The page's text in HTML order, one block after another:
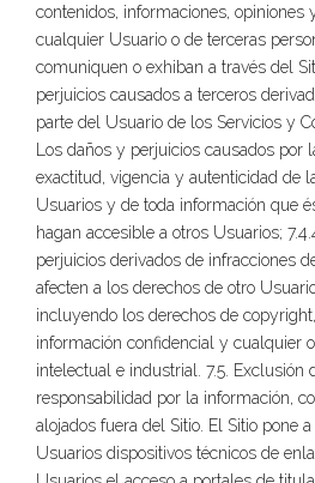
contenidos, informaciones, opiniones
cualquier Usuario o de terceras
comuniquen o exhiban a través del
perjuicios causados a terceros
parte del Usuario de los Servicios y
Los daños y perjuicios causados por
exactitud, vigencia y autenticidad de
Usuarios y de toda información que
hagan accesible a otros Usuarios;
perjuicios derivados de infracciones
afecten a los derechos de otro
incluyendo los derechos de
información confidencial y cualquier
intelectual e industrial. 7.5. Exclusión
responsabilidad por la información,
alojados fuera del Sitio. El Sitio pone
Usuarios dispositivos técnicos de